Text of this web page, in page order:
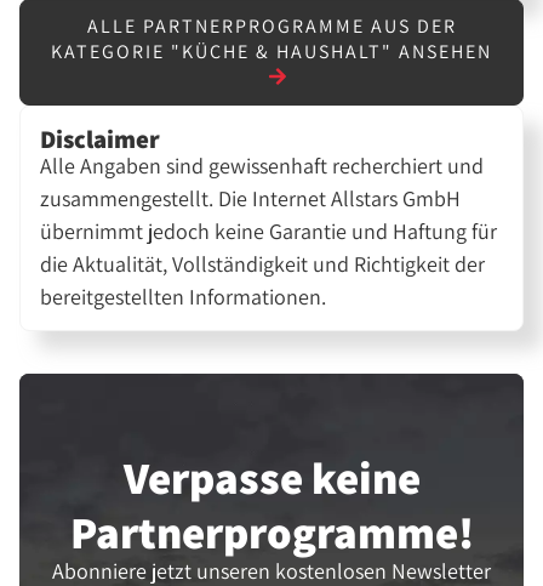
ALLE PARTNERPROGRAMME AUS DER
KATEGORIE "KÜCHE & HAUSHALT" ANSEHEN
Disclaimer
Alle Angaben sind gewissenhaft recherchiert und
zusammengestellt. Die Internet Allstars GmbH
übernimmt jedoch keine Garantie und Haftung für
die Aktualität, Vollständigkeit und Richtigkeit der
bereitgestellten Informationen.
Verpasse keine
Partner­programme!
Abonniere jetzt unseren kostenlosen Newsletter